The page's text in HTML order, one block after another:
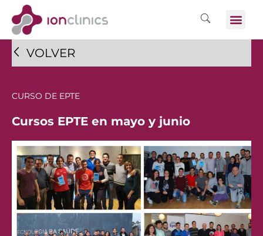
VOLVER
CURSO DE EPTE
Cursos EPTE en mayo y junio